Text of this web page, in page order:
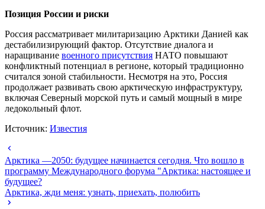
Позиция России и риски
Россия рассматривает милитаризацию Арктики Данией как
дестабилизирующий фактор. Отсутствие диалога и
наращивание военного присутствия НАТО повышают
конфликтный потенциал в регионе, который традиционно
считался зоной стабильности. Несмотря на это, Россия
продолжает развивать свою арктическую инфраструктуру,
включая Северный морской путь и самый мощный в мире
ледокольный флот.
Источник: Известия
Арктика —2050: будущее начинается сегодня. Что вошло в
программу Международного форума "Арктика: настоящее и
будущее?
Арктика, жди меня: узнать, приехать, полюбить